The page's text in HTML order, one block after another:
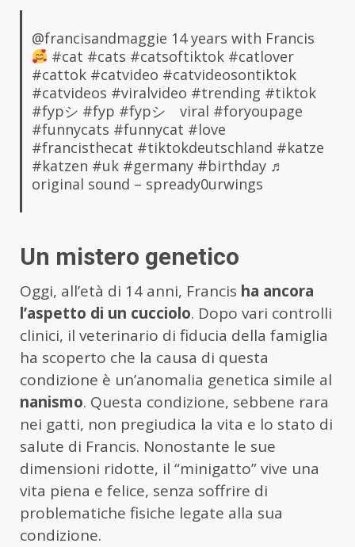
@francisandmaggie 14 years with Francis
#cat #cats #catsoftiktok #catlover
#cattok #catvideo #catvideosontiktok
#catvideos #viralvideo #trending #tiktok
#fypシ #fyp #fypシ゚viral #foryoupage
#funnycats #funnycat #love
#francisthecat #tiktokdeutschland #katze
#katzen #uk #germany #birthday ♬
original sound – spready0urwings
Un mistero genetico
Oggi, all’età di 14 anni, Francis ha ancora
l’aspetto di un cucciolo. Dopo vari controlli
clinici, il veterinario di fiducia della famiglia
ha scoperto che la causa di questa
condizione è un’anomalia genetica simile al
nanismo. Questa condizione, sebbene rara
nei gatti, non pregiudica la vita e lo stato di
salute di Francis. Nonostante le sue
dimensioni ridotte, il “minigatto” vive una
vita piena e felice, senza soffrire di
problematiche fisiche legate alla sua
condizione.